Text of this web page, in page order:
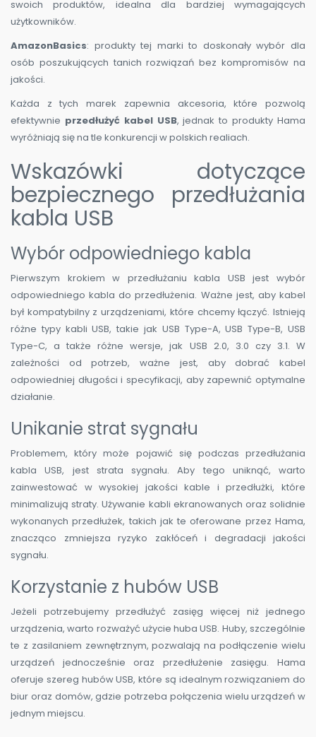
swoich produktów, idealna dla bardziej wymagających
użytkowników.
AmazonBasics: produkty tej marki to doskonały wybór dla
osób poszukujących tanich rozwiązań bez kompromisów na
jakości.
Każda z tych marek zapewnia akcesoria, które pozwolą
efektywnie przedłużyć kabel USB, jednak to produkty Hama
wyróżniają się na tle konkurencji w polskich realiach.
Wskazówki dotyczące
bezpiecznego przedłużania
kabla USB
Wybór odpowiedniego kabla
Pierwszym krokiem w przedłużaniu kabla USB jest wybór
odpowiedniego kabla do przedłużenia. Ważne jest, aby kabel
był kompatybilny z urządzeniami, które chcemy łączyć. Istnieją
różne typy kabli USB, takie jak USB Type-A, USB Type-B, USB
Type-C, a także różne wersje, jak USB 2.0, 3.0 czy 3.1. W
zależności od potrzeb, ważne jest, aby dobrać kabel
odpowiedniej długości i specyfikacji, aby zapewnić optymalne
działanie.
Unikanie strat sygnału
Problemem, który może pojawić się podczas przedłużania
kabla USB, jest strata sygnału. Aby tego uniknąć, warto
zainwestować w wysokiej jakości kable i przedłużki, które
minimalizują straty. Używanie kabli ekranowanych oraz solidnie
wykonanych przedłużek, takich jak te oferowane przez Hama,
znacząco zmniejsza ryzyko zakłóceń i degradacji jakości
sygnału.
Korzystanie z hubów USB
Jeżeli potrzebujemy przedłużyć zasięg więcej niż jednego
urządzenia, warto rozważyć użycie huba USB. Huby, szczególnie
te z zasilaniem zewnętrznym, pozwalają na podłączenie wielu
urządzeń jednocześnie oraz przedłużenie zasięgu. Hama
oferuje szereg hubów USB, które są idealnym rozwiązaniem do
biur oraz domów, gdzie potrzeba połączenia wielu urządzeń w
jednym miejscu.